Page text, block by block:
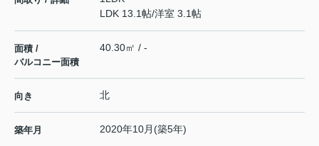
LDK 13.1帖/洋室 3.1帖
面積 /
バルコニー面積
40.30㎡ / -
向き 北
築年月 2020年10月(築5年)